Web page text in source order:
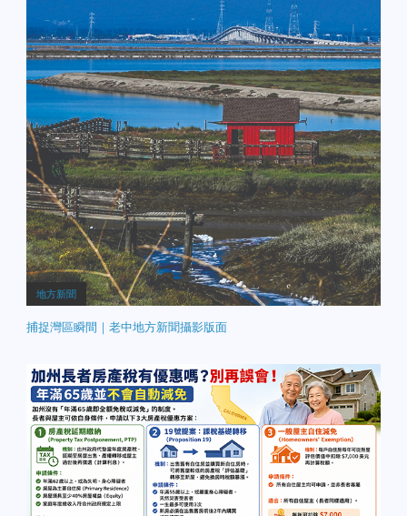
地方新聞
捕捉灣區瞬間｜老中地方新聞攝影版面